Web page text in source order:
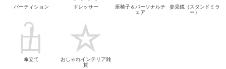
パーティション ドレッサー
座椅子＆パーソナルチ
ェア
姿見鏡（スタンドミラ
ー）
傘立て
おしゃれインテリア雑
貨